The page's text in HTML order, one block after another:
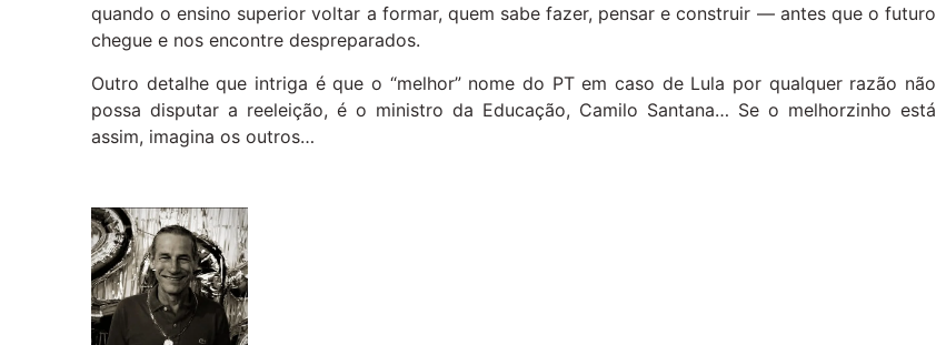
quando o ensino superior voltar a formar, quem sabe fazer, pensar e construir — antes que o futuro
chegue e nos encontre despreparados.
Outro detalhe que intriga é que o “melhor” nome do PT em caso de Lula por qualquer razão não
possa disputar a reeleição, é o ministro da Educação, Camilo Santana… Se o melhorzinho está
assim, imagina os outros…